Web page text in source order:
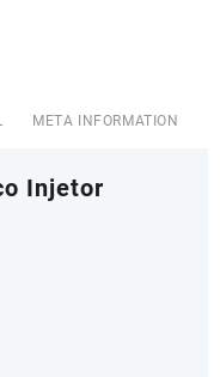
META INFORMATION
Injetor